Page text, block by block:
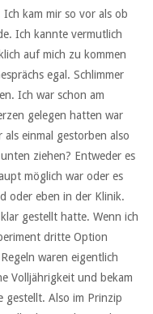
kam mir so vor als ob
Ich kannte vermutlich
auf mich zu kommen
egal. Schlimmer
Ich war schon am
gelegen hatten war
einmal gestorben also
ziehen? Entweder es
möglich war oder es
oder eben in der Klinik.
gestellt hatte. Wenn ich
dritte Option
waren eigentlich
Volljährigkeit und bekam
gestellt. Also im Prinzip